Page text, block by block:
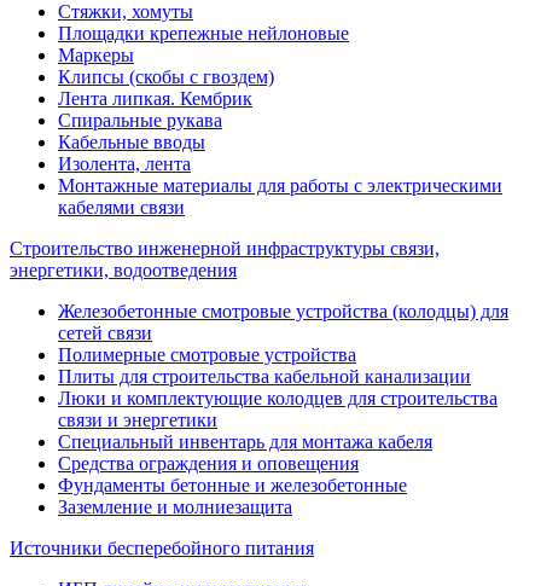
Стяжки, хомуты
Площадки крепежные нейлоновые
Маркеры
Клипсы (скобы с гвоздем)
Лента липкая. Кембрик
Спиральные рукава
Кабельные вводы
Изолента, лента
Монтажные материалы для работы с электрическими
кабелями связи
Строительство инженерной инфраструктуры связи,
энергетики, водоотведения
Железобетонные смотровые устройства (колодцы) для
сетей связи
Полимерные смотровые устройства
Плиты для строительства кабельной канализации
Люки и комплектующие колодцев для строительства
связи и энергетики
Специальный инвентарь для монтажа кабеля
Средства ограждения и оповещения
Фундаменты бетонные и железобетонные
Заземление и молниезащита
Источники бесперебойного питания